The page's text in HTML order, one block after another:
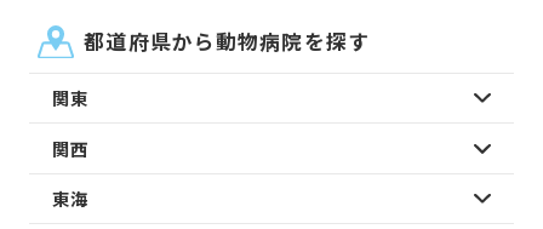
都道府県から動物病院を探す
関東
関西
東海